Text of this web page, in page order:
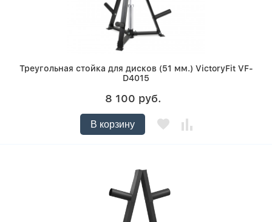
Треугольная стойка для дисков (51 мм.) VictoryFit VF-
D4015
8 100 руб.
В корзину